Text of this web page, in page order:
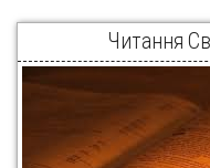
Читання